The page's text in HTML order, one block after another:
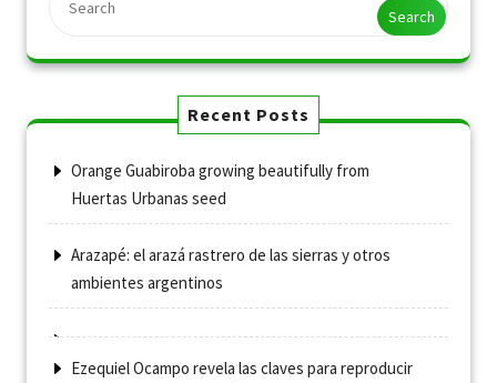
Search
Recent Posts
Orange Guabiroba growing beautifully from
Huertas Urbanas seed
Arazapé: el arazá rastrero de las sierras y otros
ambientes argentinos
Ezequiel Ocampo revela las claves para reproducir